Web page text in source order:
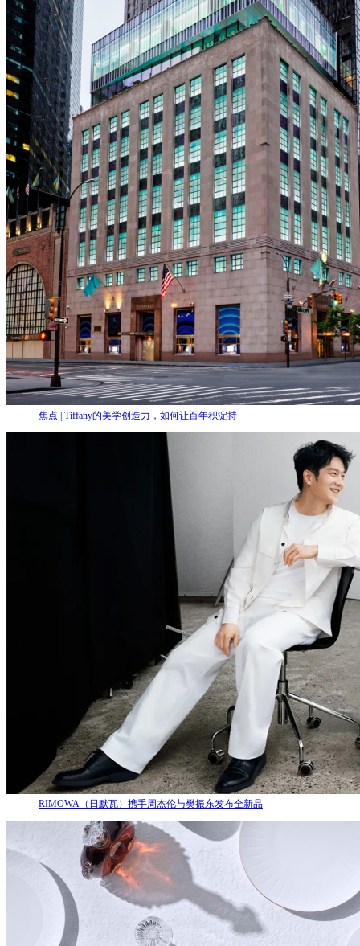
焦点 | Tiffany的美学创造力，如何让百年积淀持
RIMOWA（日默瓦）携手周杰伦与樊振东发布全新品